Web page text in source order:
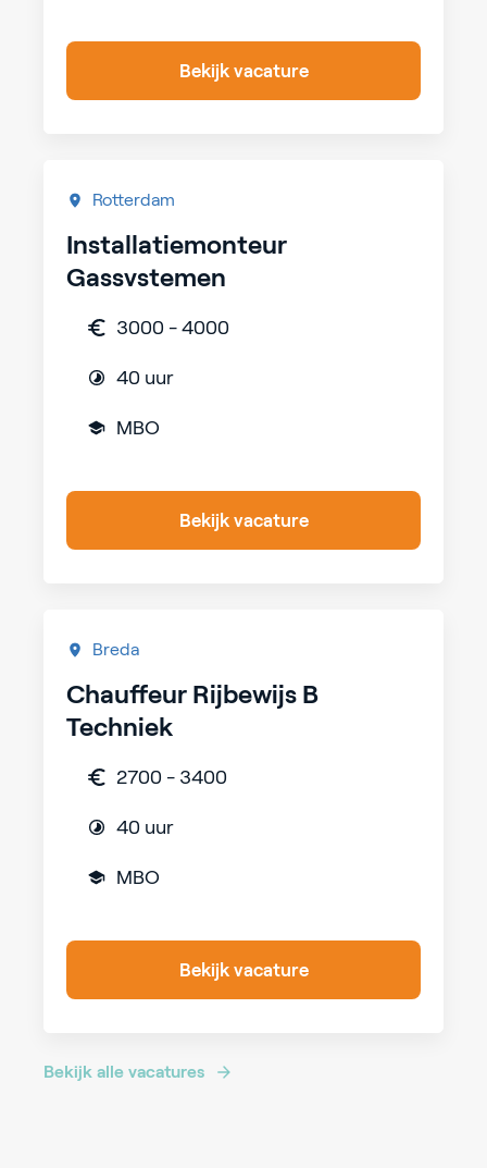
Bekijk vacature
Rotterdam
Installatiemonteur
Gassystemen
3000 - 4000
40 uur
MBO
Bekijk vacature
Breda
Chauffeur Rijbewijs B
Techniek
2700 - 3400
40 uur
MBO
Bekijk vacature
Bekijk alle vacatures